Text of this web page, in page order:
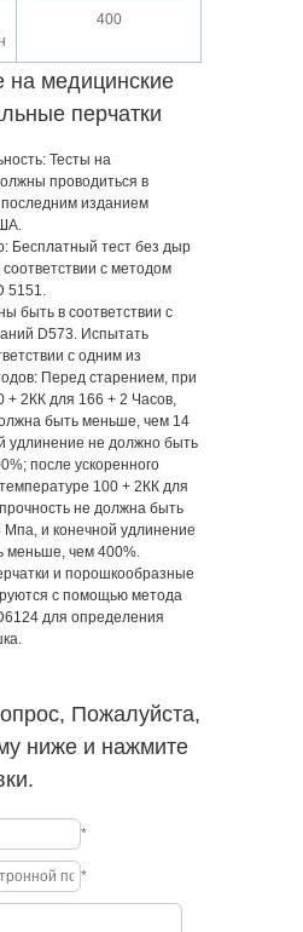
400
на медицинские
перчатки
Тесты на
проводиться в
последним изданием
Бесплатный тест без дыр
с методом
5151.
быть в соответствии с
D573. Испытать
с одним из
Перед старением, при
+ 2КК для 166 + 2 Часов,
быть меньше, чем 14
удлинение не должно быть
после ускоренного
100 + 2КК для
не должна быть
и конечной удлинение
меньше, чем 400%.
и порошкообразные
с помощью метода
для определения
Пожалуйста,
ниже и нажмите
*
*